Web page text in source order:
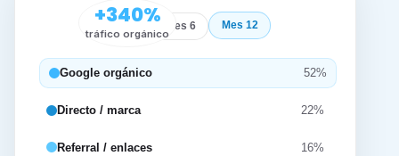
+340%
tráfico orgánico
Mes 6 Mes 12
Google orgánico 52%
Directo / marca 22%
Referral / enlaces 16%